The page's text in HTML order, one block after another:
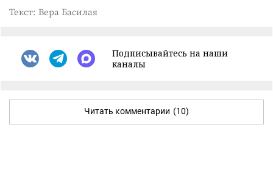
Текст: Вера Басилая
Подписывайтесь на наши
каналы
Читать комментарии (10)